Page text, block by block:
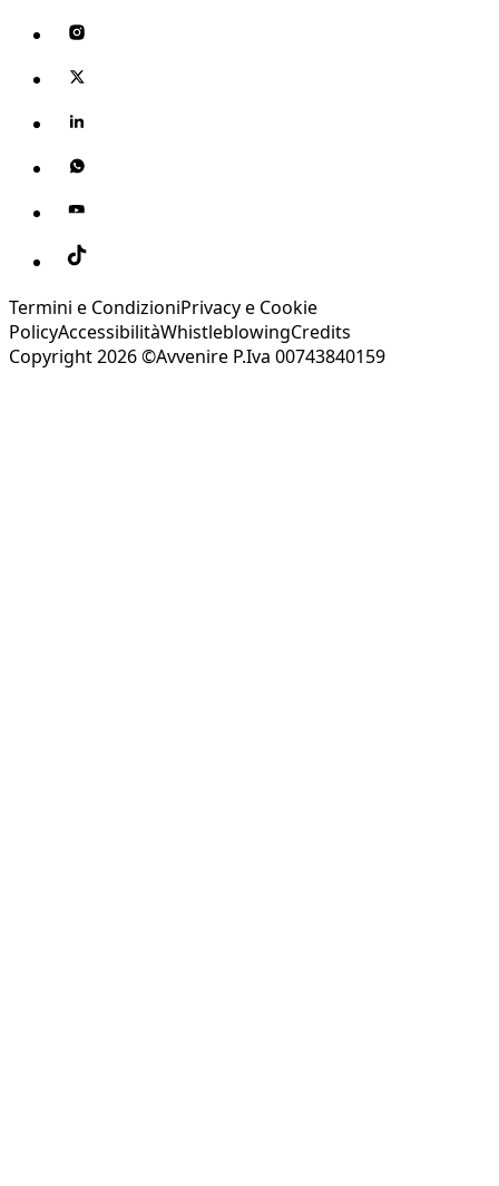
Termini e CondizioniPrivacy e Cookie
PolicyAccessibilitàWhistleblowingCredits
Copyright 2026 ©Avvenire P.Iva 00743840159